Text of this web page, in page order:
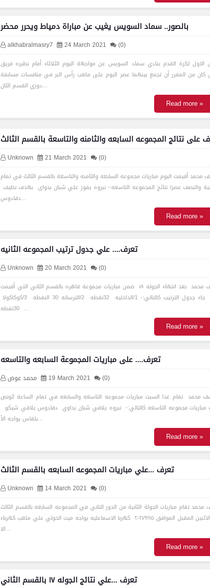
بالصور.. سماد السويس يغيب عن مباراة دمياط ويحرر محضر
alkhabralmasry7 24 March 2021 (0)
الاول لكرة القدم بنادي سماد السويس عن مواجهة اليوم الثلاثاء أمام نظيره فريق
كان من المقرر أن تجمع بينهما عصر اليوم على ملعب رأس البر في منافسات مسابقة
دوري القسم الثان…
Read more »
على نتائج المجموعه السابعه والثامنه والتاسعة بالقسم الثالث
Unknown 21 March 2021 (0)
أقيمت اليوم مباريات مجموعه السابعه والثامنه والتاسعة بالقسم الثالث في تمام
والنصف عصرا نتائج المجموعه التاسعه:- نبروه يفوز علي شبان بدواى بهدف نظيف
دقادوس…
Read more »
تعرف.... علي جدول ترتيب المجموعه الثانيه
Unknown 20 March 2021 (0)
كتب :يوسف محمد بعد انتهاء الجوله ١٨ ضمن مباريات مجموعة قاهره بالقسم الثاني التي أقيمت
عصر اليوم جاء جدول الترتيب كالتالي:- 1/الداخليه 32نقطه 2/الترسانه 30 النقطه 3/كوكاكولا
30نقطه …
Read more »
تعرف.... على مباريات المجموعة السابعه والتاسعه
محمد عوض 19 March 2021 (0)
كتب : يوسف محمد تقام غدا السبت مباريات مجموعه التاسعه والسابعه في تمام الساعة 2ونص
مباريات مجموعه التاسعه كالتالي:- نبروه يلاقي شبان بداوي دقادوس يلاقي شيكو
بلقاس يواجه الأ…
Read more »
تعرف ...علي مباريات المجموعه السابعه بالقسم الثالث
Unknown 14 March 2021 (0)
تقام مباريات الجولة الثانية من الدور التاني في المجموعه السابعه بالقسم الثالث
عصر يوم الاثنين المقبل الموافق ٢٠٢١/٣/١٥ كهربا الاسماعليه يواجه ميت الخولي علي ملعب كهرباء
الا…
Read more »
تعرف ...علي نتائج الجوله ١٧ بالقسم الثاني